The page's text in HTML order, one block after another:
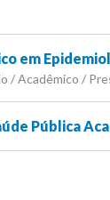
em
/ Acadêmico /
Pública